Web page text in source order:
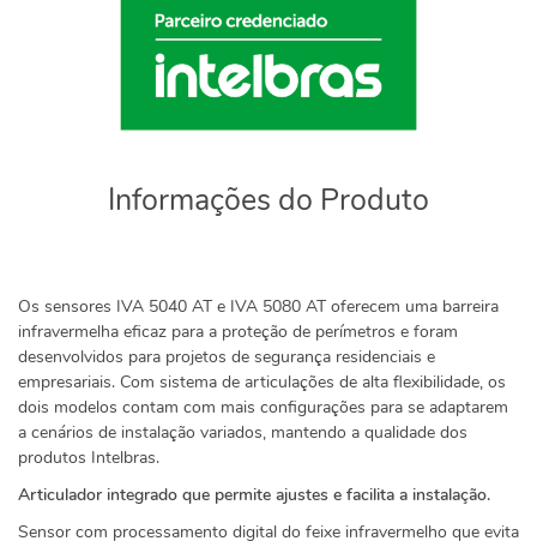
Informações do Produto
Os sensores IVA 5040 AT e IVA 5080 AT oferecem uma barreira
infravermelha eficaz para a proteção de perímetros e foram
desenvolvidos para projetos de segurança residenciais e
empresariais. Com sistema de articulações de alta flexibilidade, os
dois modelos contam com mais configurações para se adaptarem
a cenários de instalação variados, mantendo a qualidade dos
produtos Intelbras.
Articulador integrado que permite ajustes e facilita a instalação.
Sensor com processamento digital do feixe infravermelho que evita